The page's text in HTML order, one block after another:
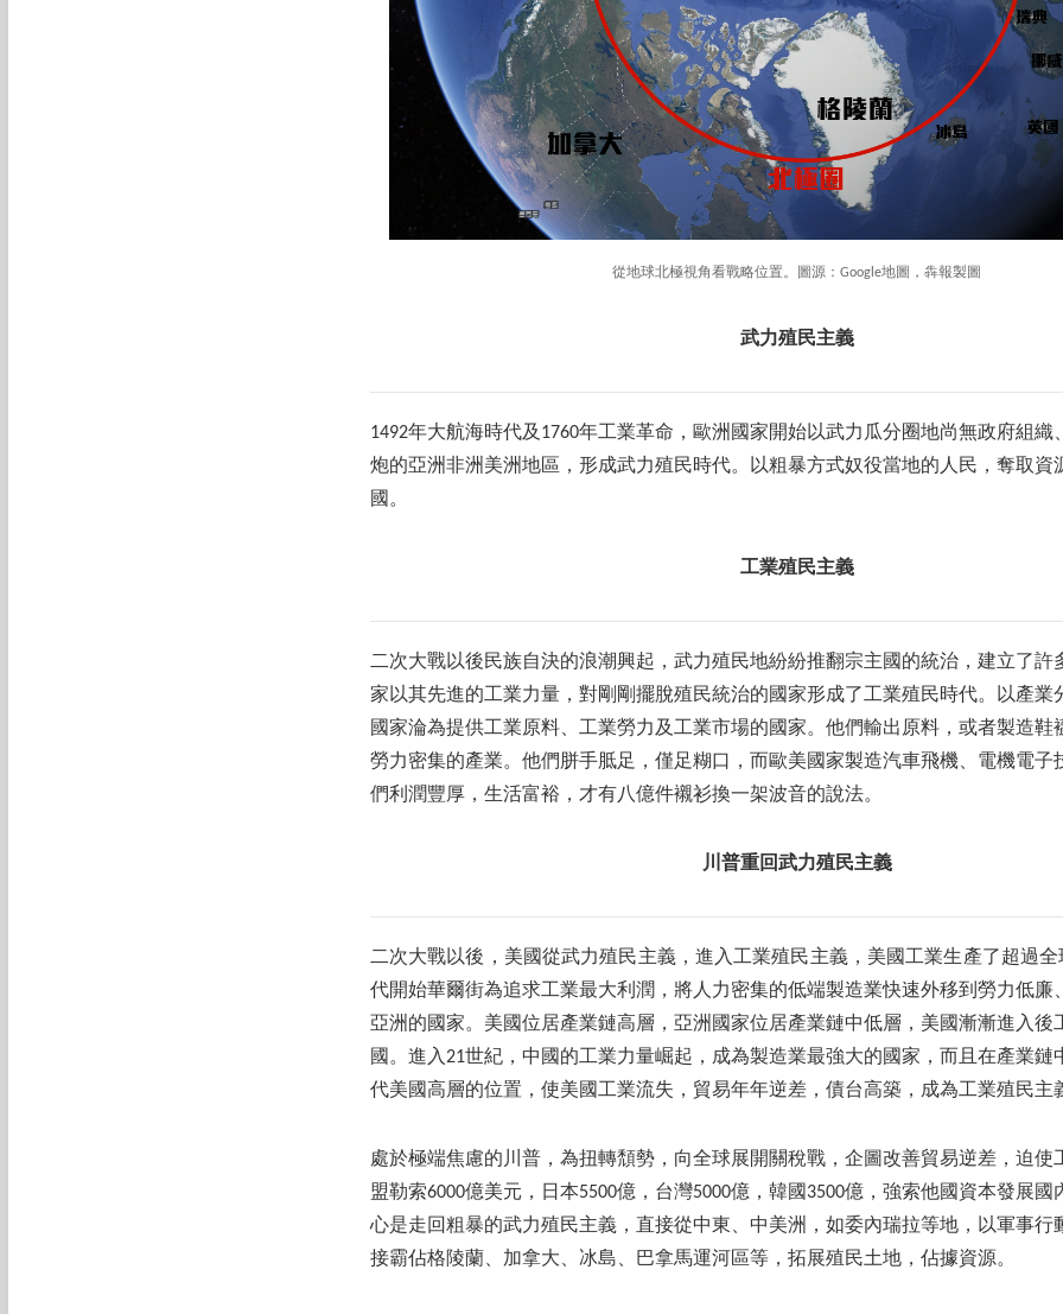
從地球北極視角看戰略位置。圖源：Google地圖，犇報製圖
武力殖民主義
1492年大航海時代及1760年工業革命，歐洲國家開始以武力瓜分圈地尚無政府組織
炮的亞洲非洲美洲地區，形成武力殖民時代。以粗暴方式奴役當地的人民，奪取資
國。
工業殖民主義
二次大戰以後民族自決的浪潮興起，武力殖民地紛紛推翻宗主國的統治，建立了許
家以其先進的工業力量，對剛剛擺脫殖民統治的國家形成了工業殖民時代。以產業
國家淪為提供工業原料、工業勞力及工業市場的國家。他們輸出原料，或者製造鞋
勞力密集的產業。他們胼手胝足，僅足糊口，而歐美國家製造汽車飛機、電機電子
們利潤豐厚，生活富裕，才有八億件襯衫換一架波音的說法。
川普重回武力殖民主義
二次大戰以後，美國從武力殖民主義，進入工業殖民主義，美國工業生產了超過全
代開始華爾街為追求工業最大利潤，將人力密集的低端製造業快速外移到勞力低廉
亞洲的國家。美國位居產業鏈高層，亞洲國家位居產業鏈中低層，美國漸漸進入後
國。進入21世紀，中國的工業力量崛起，成為製造業最強大的國家，而且在產業鏈
代美國高層的位置，使美國工業流失，貿易年年逆差，債台高築，成為工業殖民主
處於極端焦慮的川普，為扭轉頹勢，向全球展開關稅戰，企圖改善貿易逆差，迫使
盟勒索6000億美元，日本5500億，台灣5000億，韓國3500億，強索他國資本發展國
心是走回粗暴的武力殖民主義，直接從中東、中美洲，如委內瑞拉等地，以軍事行
接霸佔格陵蘭、加拿大、冰島、巴拿馬運河區等，拓展殖民土地，佔據資源。